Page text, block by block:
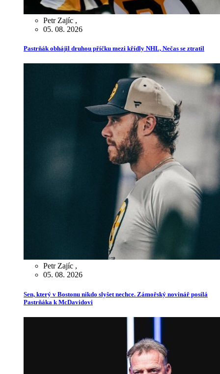
Petr Zajíc ,
05. 08. 2026
Pastrňák obhájil druhou příčku mezi křídly NHL, Nečas se ztratil
Petr Zajíc ,
05. 08. 2026
Sen, který v Bostonu nikdo slyšet nechce. Zámořský novinář posílá
Pastrňáka k McDavidovi